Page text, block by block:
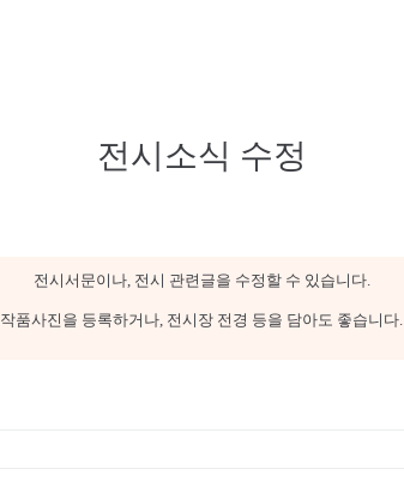
전시소식 수정
전시서문이나, 전시 관련글을 수정할 수 있습니다.
작품사진을 등록하거나, 전시장 전경 등을 담아도 좋습니다.